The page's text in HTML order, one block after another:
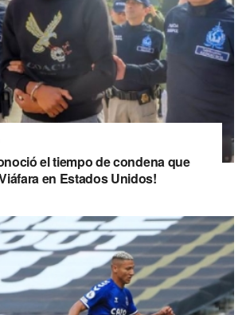
el tiempo de condena que
en Estados Unidos!